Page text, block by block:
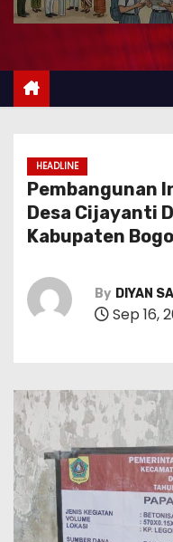
HEADLINE
Pembangunan
Desa Cijayanti
Kabupaten
By DIYAN
Sep 16,